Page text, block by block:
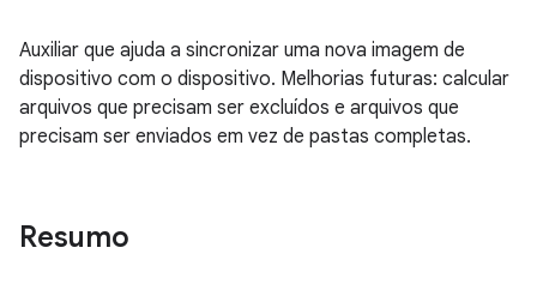
Auxiliar que ajuda a sincronizar uma nova imagem de
dispositivo com o dispositivo. Melhorias futuras: calcular
arquivos que precisam ser excluídos e arquivos que
precisam ser enviados em vez de pastas completas.
Resumo